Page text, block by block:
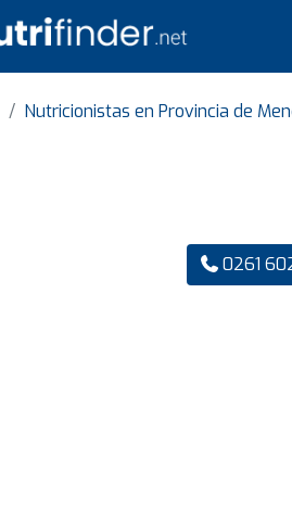
Nutricionistas en Provincia de
0261